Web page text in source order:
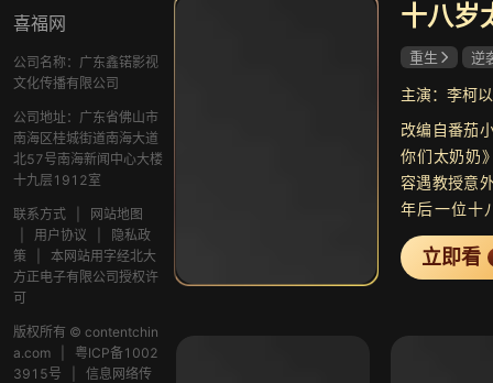
喜福网
公司名称：广东鑫锘影视
文化传播有限公司
公司地址：广东省佛山市
南海区桂城街道南海大道
北57号南海新闻中心大楼
十九层1912室
联系方式
网站地图
用户协议
隐私政
策
本网站用字经北大
方正电子有限公司授权许
可
版权所有 © contentchin
a.com
粤ICP备1002
3915号
信息网络传
重生
逆
改编自番茄
你们太奶奶
容遇教授意
年后一位十
上。如今她
事长，并且
立即看